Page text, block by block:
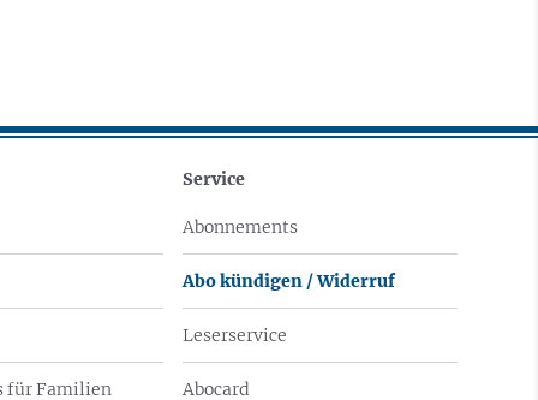
für Familien
Service
Abonnements
Abo kündigen / Widerruf
Leserservice
Abocard